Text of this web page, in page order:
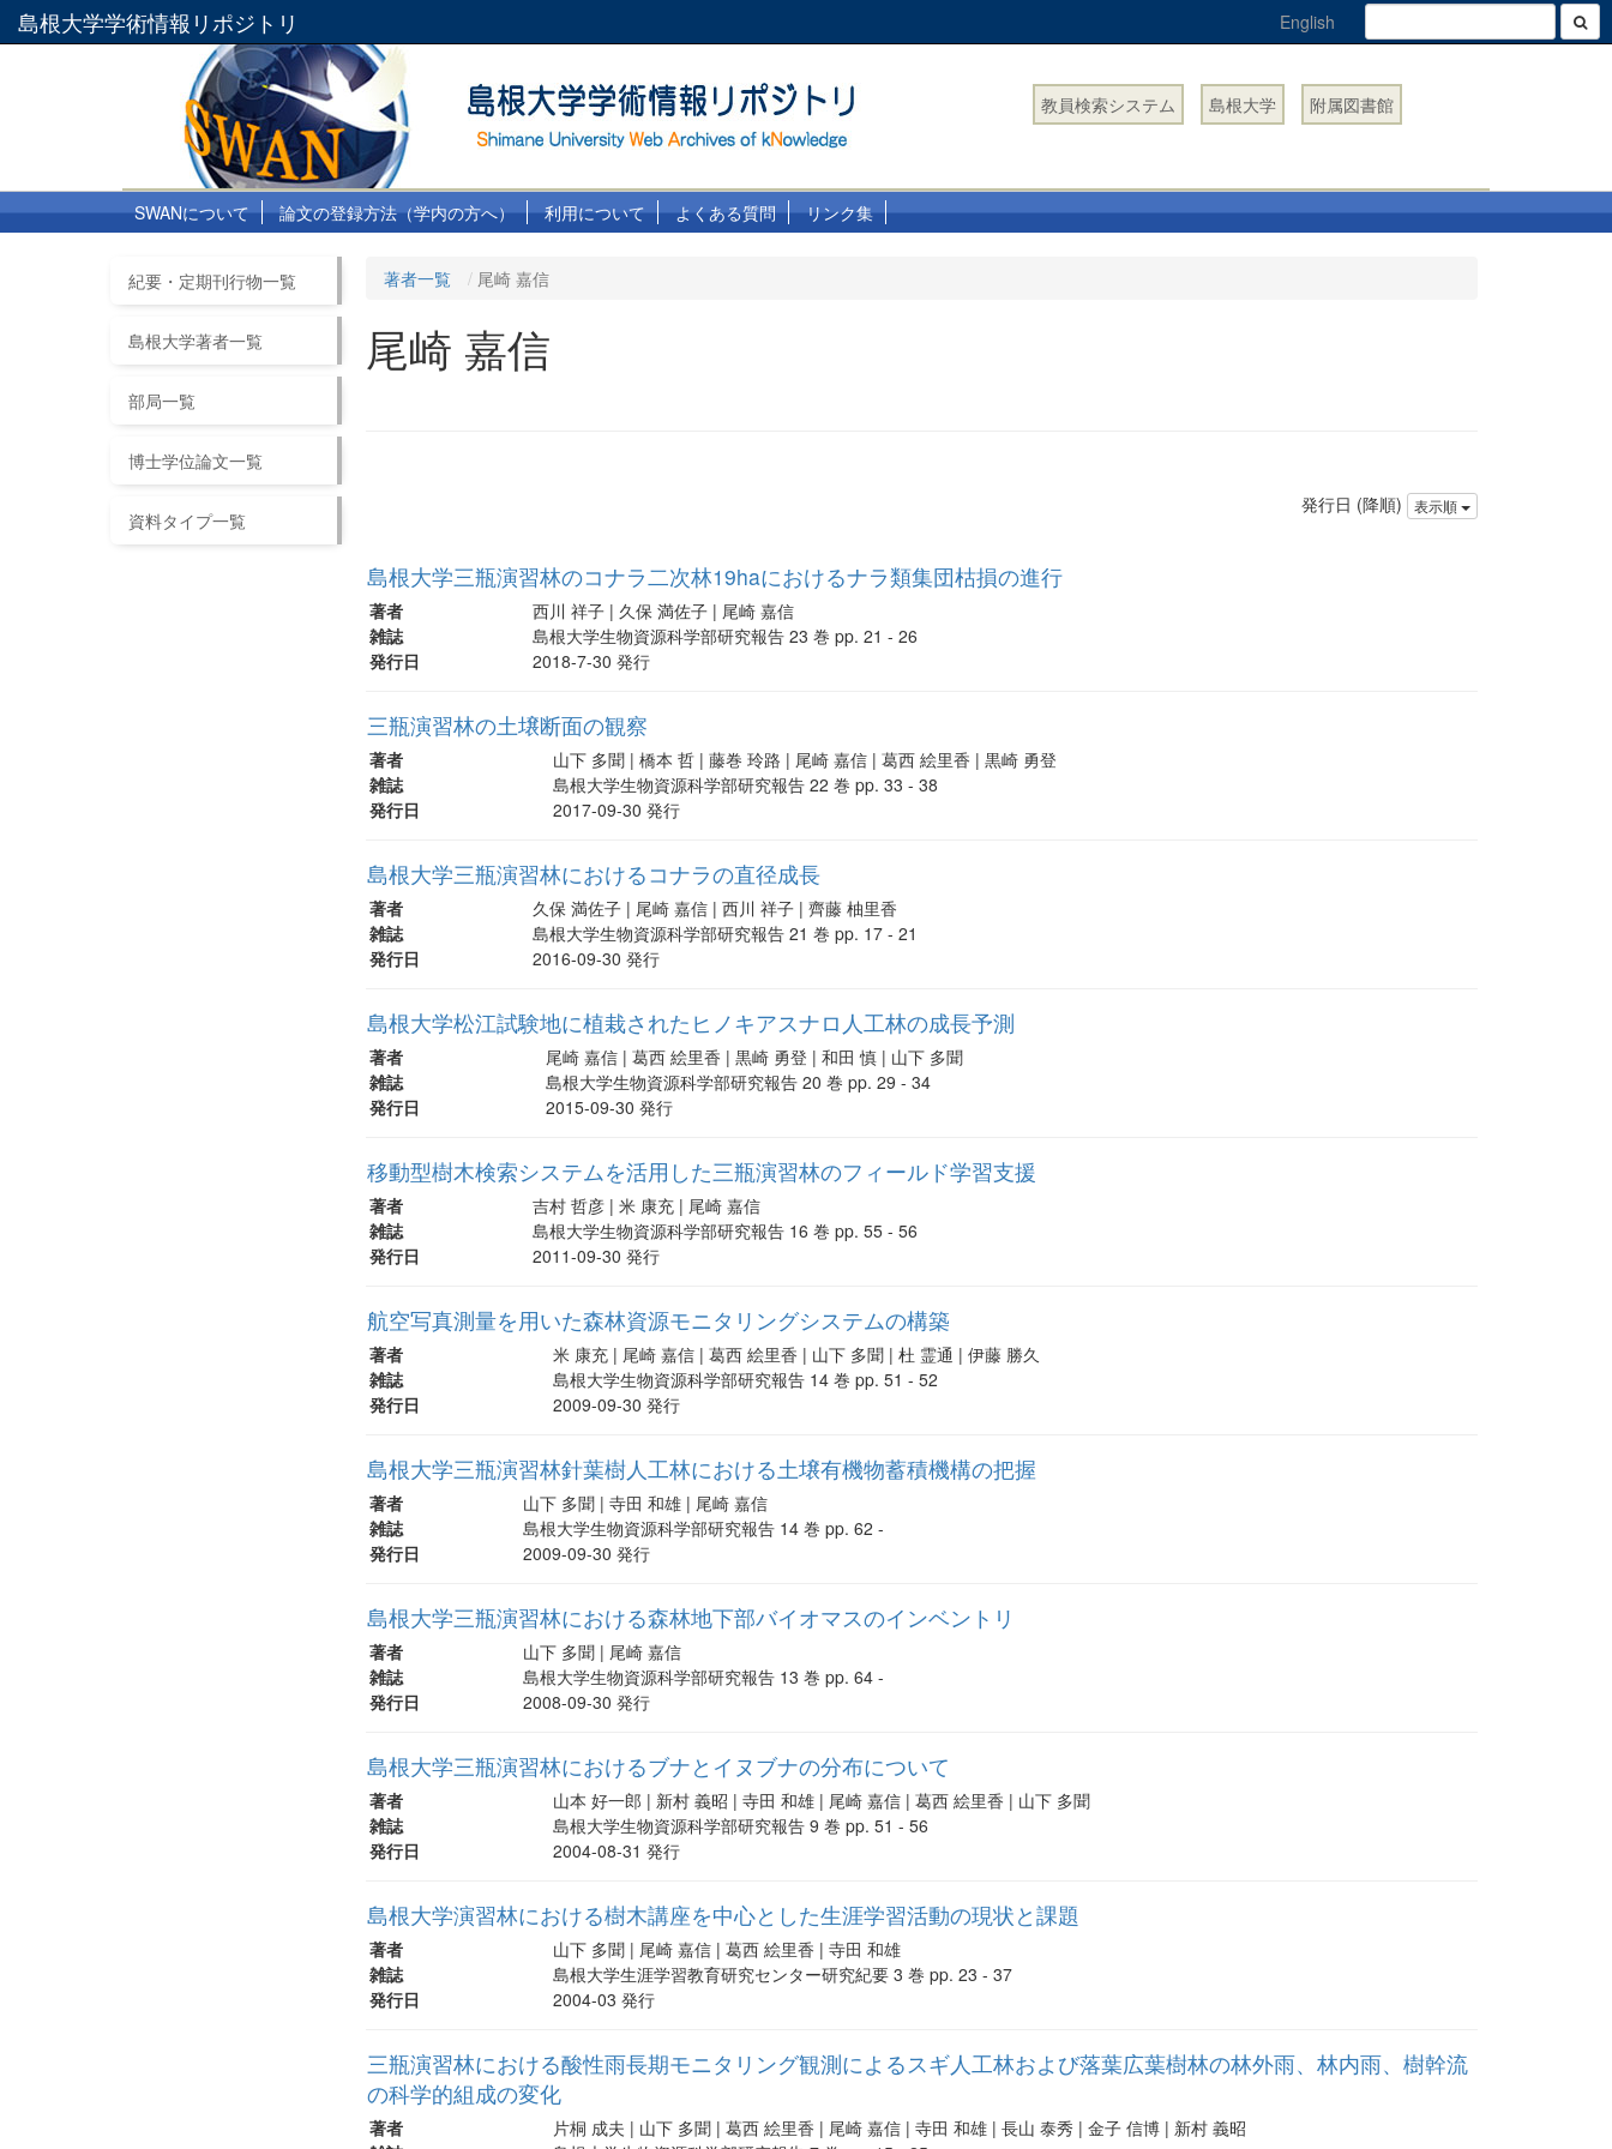
島根大学学術情報リポジトリ English
教員検索システム 島根大学 附属図書館
SWANについて 論文の登録方法（学内の方へ） 利用について よくある質問 リンク集
紀要・定期刊行物一覧
島根大学著者一覧
部局一覧
博士学位論文一覧
資料タイプ一覧
著者一覧 尾崎 嘉信
尾崎 嘉信
発行日 (降順) 表示順
島根大学三瓶演習林のコナラ二次林19haにおけるナラ類集団枯損の進行
著者
西川 祥子 | 久保 満佐子 | 尾崎 嘉信
雑誌
島根大学生物資源科学部研究報告 23 巻 pp. 21 - 26
発行日
2018-7-30 発行
三瓶演習林の土壌断面の観察
著者
山下 多聞 | 橋本 哲 | 藤巻 玲路 | 尾崎 嘉信 | 葛西 絵里香 | 黒崎 勇登
雑誌
島根大学生物資源科学部研究報告 22 巻 pp. 33 - 38
発行日
2017-09-30 発行
島根大学三瓶演習林におけるコナラの直径成長
著者
久保 満佐子 | 尾崎 嘉信 | 西川 祥子 | 齊藤 柚里香
雑誌
島根大学生物資源科学部研究報告 21 巻 pp. 17 - 21
発行日
2016-09-30 発行
島根大学松江試験地に植栽されたヒノキアスナロ人工林の成長予測
著者
尾崎 嘉信 | 葛西 絵里香 | 黒崎 勇登 | 和田 慎 | 山下 多聞
雑誌
島根大学生物資源科学部研究報告 20 巻 pp. 29 - 34
発行日
2015-09-30 発行
移動型樹木検索システムを活用した三瓶演習林のフィールド学習支援
著者
吉村 哲彦 | 米 康充 | 尾崎 嘉信
雑誌
島根大学生物資源科学部研究報告 16 巻 pp. 55 - 56
発行日
2011-09-30 発行
航空写真測量を用いた森林資源モニタリングシステムの構築
著者
米 康充 | 尾崎 嘉信 | 葛西 絵里香 | 山下 多聞 | 杜 霊通 | 伊藤 勝久
雑誌
島根大学生物資源科学部研究報告 14 巻 pp. 51 - 52
発行日
2009-09-30 発行
島根大学三瓶演習林針葉樹人工林における土壌有機物蓄積機構の把握
著者
山下 多聞 | 寺田 和雄 | 尾崎 嘉信
雑誌
島根大学生物資源科学部研究報告 14 巻 pp. 62 -
発行日
2009-09-30 発行
島根大学三瓶演習林における森林地下部バイオマスのインベントリ
著者
山下 多聞 | 尾崎 嘉信
雑誌
島根大学生物資源科学部研究報告 13 巻 pp. 64 -
発行日
2008-09-30 発行
島根大学三瓶演習林におけるブナとイヌブナの分布について
著者
山本 好一郎 | 新村 義昭 | 寺田 和雄 | 尾崎 嘉信 | 葛西 絵里香 | 山下 多聞
雑誌
島根大学生物資源科学部研究報告 9 巻 pp. 51 - 56
発行日
2004-08-31 発行
島根大学演習林における樹木講座を中心とした生涯学習活動の現状と課題
著者
山下 多聞 | 尾崎 嘉信 | 葛西 絵里香 | 寺田 和雄
雑誌
島根大学生涯学習教育研究センター研究紀要 3 巻 pp. 23 - 37
発行日
2004-03 発行
三瓶演習林における酸性雨長期モニタリング観測によるスギ人工林および落葉広葉樹林の林外雨、林内雨、樹幹流
の科学的組成の変化
著者
片桐 成夫 | 山下 多聞 | 葛西 絵里香 | 尾崎 嘉信 | 寺田 和雄 | 長山 泰秀 | 金子 信博 | 新村 義昭